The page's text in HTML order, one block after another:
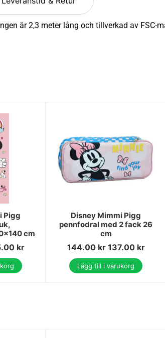
är 2,3 meter lång och tillverkad av FSC-
Pigg
cm
kr
Disney Mimmi Pigg
pennfodral med 2 fack 26
cm
144.00kr 137.00 kr
Lägg till i varukorg